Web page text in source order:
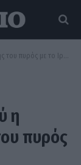
πυρός με το Ιράν»
η
πυρός